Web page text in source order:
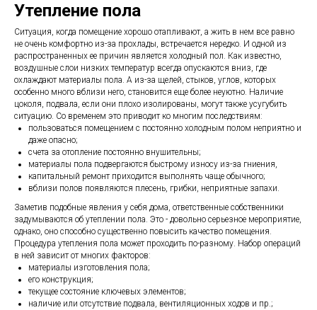
Утепление пола
Ситуация, когда помещение хорошо отапливают, а жить в нем все равно
не очень комфортно из-за прохлады, встречается нередко. И одной из
распространенных ее причин является холодный пол. Как известно,
воздушные слои низких температур всегда опускаются вниз, где
охлаждают материалы пола. А из-за щелей, стыков, углов, которых
особенно много вблизи него, становится еще более неуютно. Наличие
цоколя, подвала, если они плохо изолированы, могут также усугубить
ситуацию. Со временем это приводит ко многим последствиям:
пользоваться помещением с постоянно холодным полом неприятно и
даже опасно;
счета за отопление постоянно внушительны;
материалы пола подвергаются быстрому износу из-за гниения,
капитальный ремонт приходится выполнять чаще обычного;
вблизи полов появляются плесень, грибки, неприятные запахи.
Заметив подобные явления у себя дома, ответственные собственники
задумываются об утеплении пола. Это - довольно серьезное мероприятие,
однако, оно способно существенно повысить качество помещения.
Процедура утепления пола может проходить по-разному. Набор операций
в ней зависит от многих факторов:
материалы изготовления пола;
его конструкция;
текущее состояние ключевых элементов;
наличие или отсутствие подвала, вентиляционных ходов и пр.;